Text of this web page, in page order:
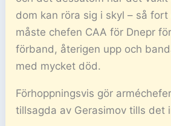
dom kan röra sig i skyl – så
måste chefen CAA för Dnepr
förband, återigen upp och
med mycket död.
Förhoppningsvis gör
tillsagda av Gerasimov tills det